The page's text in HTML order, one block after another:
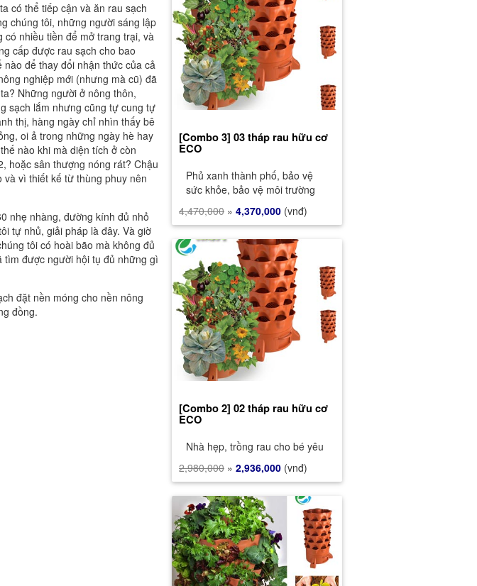
có thể tiếp cận và ăn rau sạch
chúng tôi, những người sáng lập
có nhiều tiền để mở trang trại, và
cấp được rau sạch cho bao
để thay đổi nhận thức của cả
nghiệp mới (nhưng mà cũ) đã
Những người ở nông thôn,
sạch lắm nhưng cũng tự cung tự
thị, hàng ngày chỉ nhìn thấy bê
oi ả trong những ngày hè hay
nào khi mà diện tích ở còn
hoặc sân thượng nóng rát? Chậu
vì thiết kế từ thùng phuy nên
nhẹ nhàng, đường kính đủ nhỏ
tự nhủ, giải pháp là đây. Và giờ
tôi có hoài bão mà không đủ
được người hội tụ đủ những gì
đặt nền móng cho nền nông
đồng.
[Combo 3] 03 tháp rau hữu cơ
ECO
Phủ xanh thành phố, bảo vệ
sức khỏe, bảo vệ môi trường
4,470,000 » 4,370,000 (vnđ)
[Combo 2] 02 tháp rau hữu cơ
ECO
Nhà hẹp, trồng rau cho bé yêu
2,980,000 » 2,936,000 (vnđ)